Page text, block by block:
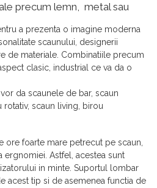
precum lemn, metal sau
a prezenta o imagine moderna
scaunului, designerii
de materiale. Combinatiile precum
clasic, industrial ce va da o
da scaunele de bar, scaun
scaun living, birou
ore foarte mare petrecut pe scaun,
ergnomiei. Astfel, acestea sunt
in minte. Suportul lombar
acest tip si de asemenea functia de